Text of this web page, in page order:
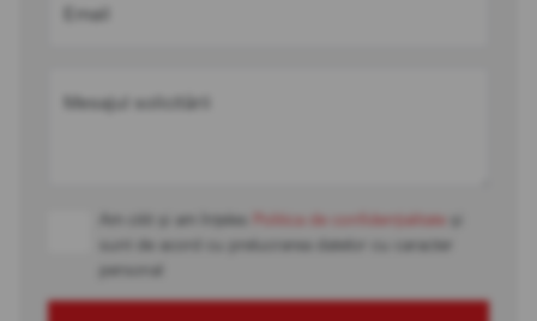
Email
Mesajul solicitării
Am citit și am înțeles Politica de confidențialitate
sunt de acord cu prelucrarea datelor cu caracter
personal